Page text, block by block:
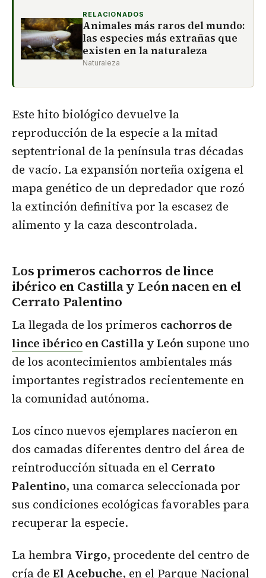
RELACIONADOS
Animales más raros del mundo:
las especies más extrañas que
existen en la naturaleza
Naturaleza
Este hito biológico devuelve la
reproducción de la especie a la mitad
septentrional de la península tras décadas
de vacío. La expansión norteña oxigena el
mapa genético de un depredador que rozó
la extinción definitiva por la escasez de
alimento y la caza descontrolada.
Los primeros cachorros de lince
ibérico en Castilla y León nacen en el
Cerrato Palentino
La llegada de los primeros cachorros de
lince ibéricoen Castilla y León supone uno
de los acontecimientos ambientales más
importantes registrados recientemente en
la comunidad autónoma.
Los cinco nuevos ejemplares nacieron en
dos camadas diferentes dentro del área de
reintroducción situada en el Cerrato
Palentino, una comarca seleccionada por
sus condiciones ecológicas favorables para
recuperar la especie.
La hembra Virgo, procedente del centro de
cría de El Acebuche, en el Parque Nacional